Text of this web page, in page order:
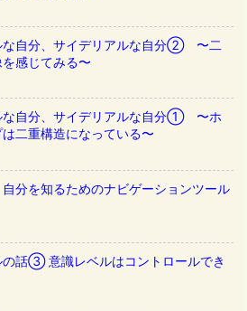
な自分、サイデリアルな自分② 〜二
感じてみる〜
な自分、サイデリアルな自分① 〜ホ
二重構造になっている〜
分を知るためのナビゲーションツール
の話③ 意識レベルはコントロールでき